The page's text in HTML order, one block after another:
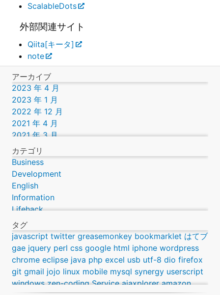
ScalableDots
外部関連サイト
Qiita[キータ]
note
アーカイブ
2023 年 4 月
2023 年 1 月
2022 年 12 月
2021 年 4 月
2021 年 3 月
2019 年 9 月
2016 年 12 月
2016 年 11 月
2016 年 9 月
2016 年 8 月
2016 年 7 月
2014 年 12 月
2014 年 10 月
2013 年 12 月
2013 年 7 月
2013 年 6 月
カテゴリ
Business
Development
English
Information
Lifehack
Lifestyle
Science
Technology
Webcomic
タグ
javascript twitter greasemonkey bookmarklet はてブ
gae jquery perl css google html iphone wordpress
chrome eclipse java php excel usb utf-8 dio firefox
git gmail jojo linux mobile mysql synergy userscript
windows zen-coding Service ajaxplorer amazon